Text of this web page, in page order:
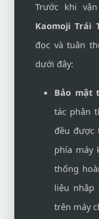
Trước khi
Kaomoji Trái
đọc và tuân
dưới đây:
Bảo mật
tác phân
đều được
phía máy
thống
liệu nhập
trên máy